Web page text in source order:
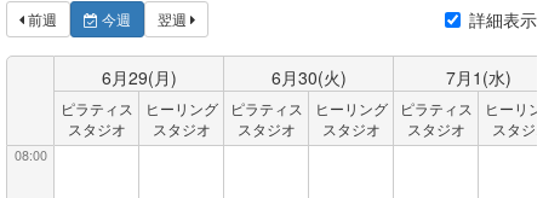
前週 今週 翌週 詳細表示
6月29(月)
ピラティス
スタジオ
ヒーリング
スタジオ
6月30(火)
ピラティス
スタジオ
ヒーリング
スタジオ
7月 1 (水)
ピラティス
スタジオ
ヒーリ
スタジ
08:00